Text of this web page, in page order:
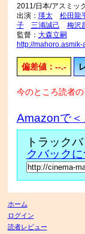
2011/日本/アスミッ
出演： 瑛太 松田龍
子
三浦誠己 梅沢
監督： 大森立嗣
http://mahoro.asmik-
偏差値：--.-
今のところ読者の
Amazonで＜
トラック
クバック
ホーム
ログイン
読者レビュー